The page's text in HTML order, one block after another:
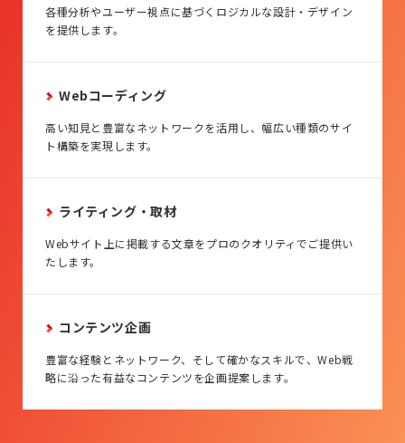
各種分析やユーザー視点に基づくロジカルな設計・デザイン
を提供します。
Webコーディング
高い知見と豊富なネットワークを活用し、幅広い種類のサイ
ト構築を実現します。
ライティング・取材
Webサイト上に掲載する文章をプロのクオリティでご提供い
たします。
コンテンツ企画
豊富な経験とネットワーク、そして確かなスキルで、Web戦
略に沿った有益なコンテンツを企画提案します。